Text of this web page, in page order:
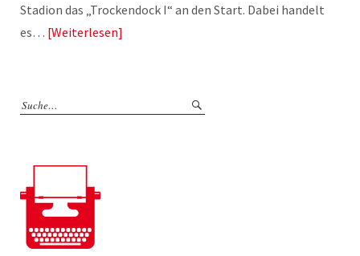
Stadion das „Trockendock I“ an den Start. Dabei handelt
es… Weiterlesen